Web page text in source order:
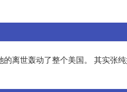
离世轰动了整个美国。 其实张